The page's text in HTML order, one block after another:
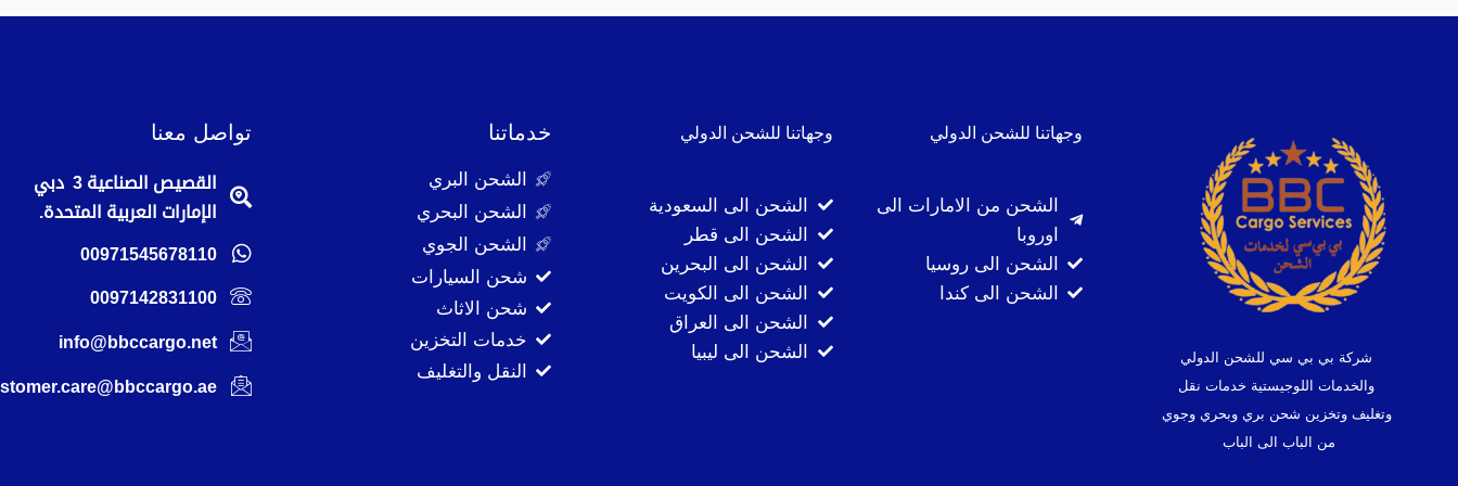
شركة بي بي سي للشحن الدولي
والخدمات اللوجيستية خدمات نقل
وتغليف وتخزين شحن بري وبحري وجوي
من الباب الى الباب
وجهاتنا للشحن الدولي
الشحن من الامارات الى
اوروبا
الشحن الى روسيا
الشحن الى كندا
وجهاتنا للشحن الدولي
الشحن الى السعودية
الشحن الى قطر
الشحن الى البحرين
الشحن الى الكويت
الشحن الى العراق
الشحن الى ليبيا
خدماتنا
الشحن البري
الشحن البحري
الشحن الجوي
شحن السيارات
شحن الاثاث
خدمات التخزين
النقل والتغليف
تواصل معنا
القصيص الصناعية 3 دبي
الإمارات العربية المتحدة.
00971545678110
0097142831100
info@bbccargo.net